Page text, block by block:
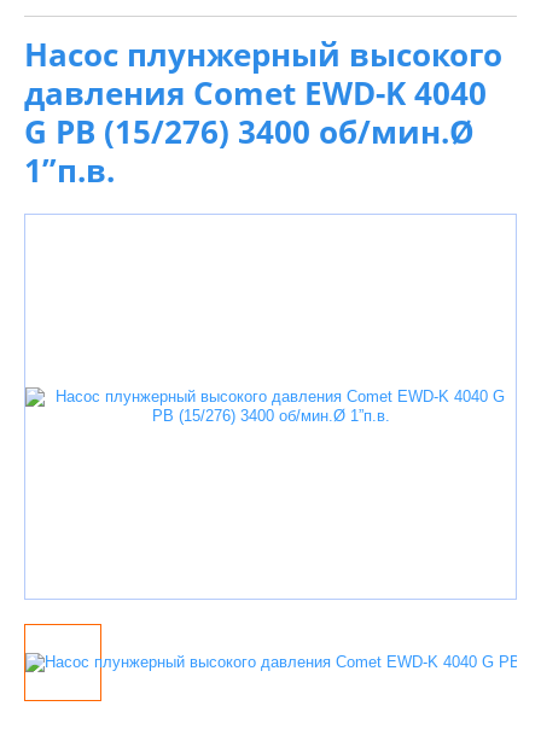
Насос плунжерный высокого
давления Comet EWD-K 4040
G PB (15/276) 3400 об/мин.Ø
1”п.в.